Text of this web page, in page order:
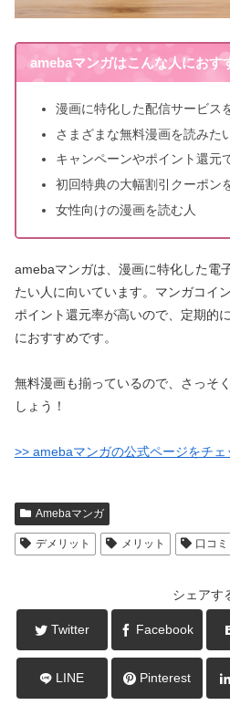
amebaマンガはこんな人におす
漫画に特化した配信サービス
さまざまな無料漫画を読みた
キャンペーンやポイント還元
初回特典の大幅割引クーポン
女性向けの漫画を読む人
amebaマンガは、漫画に特化した電
たい人に向いています。マンガコイ
ポイント還元率が高いので、定期的
におすすめです。
無料漫画も揃っているので、さっそ
しょう！
>> amebaマンガの公式ページをチェ
Amebaマンガ
デメリット メリット 口コミ
シェアす
Twitter Facebook
LINE Pinterest